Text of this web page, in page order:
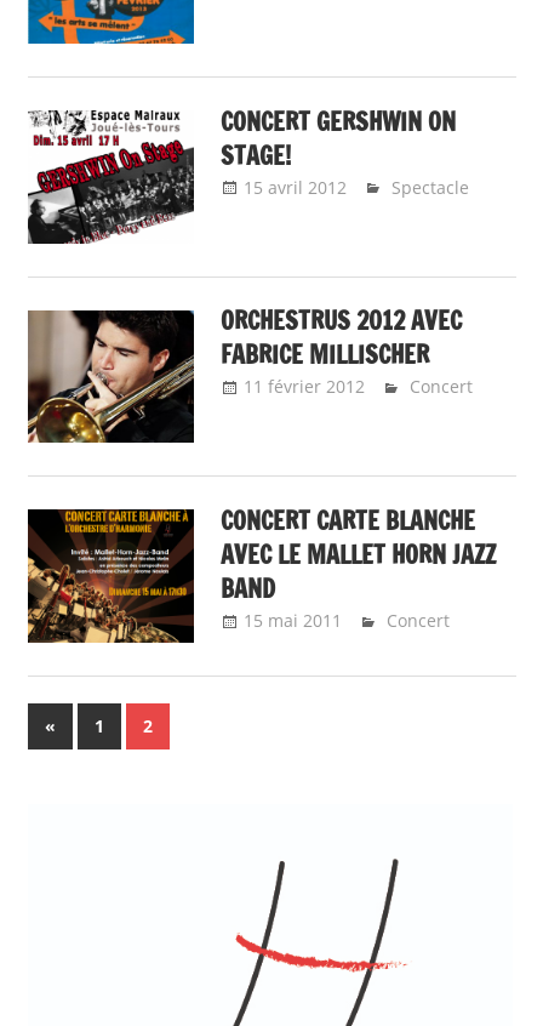
CONCERT GERSHWIN ON
STAGE!
15 avril 2012 Emeline Design
Spectacle
ORCHESTRUS 2012 AVEC
FABRICE MILLISCHER
11 février 2012
Emeline
Concert
CONCERT CARTE BLANCHE
AVEC LE MALLET HORN JAZZ
BAND
15 mai 2011 Emeline Design
Concert
Pagination
«Previous
Posts
1 2